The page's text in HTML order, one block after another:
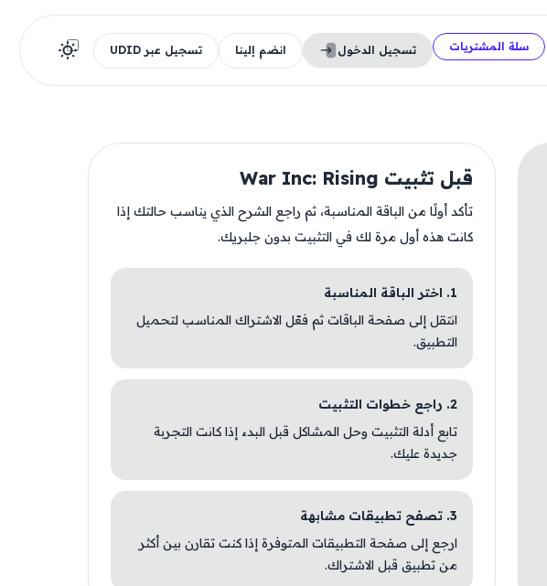
سلة المشتريات تسجيل الدخول انضم إلينا تسجيل عبر UDID
قبل تثبيت War Inc: Rising
تأكد أولًا من الباقة المناسبة، ثم راجع الشرح الذي يناسب حالتك إذا
كانت هذه أول مرة لك في التثبيت بدون جلبريك.
1. اختر الباقة المناسبة
انتقل إلى صفحة الباقات ثم فعّل الاشتراك المناسب لتحميل
التطبيق.
2. راجع خطوات التثبيت
تابع أدلة التثبيت وحل المشاكل قبل البدء إذا كانت التجربة
جديدة عليك.
3. تصفح تطبيقات مشابهة
ارجع إلى صفحة التطبيقات المتوفرة إذا كنت تقارن بين أكثر
من تطبيق قبل الاشتراك.